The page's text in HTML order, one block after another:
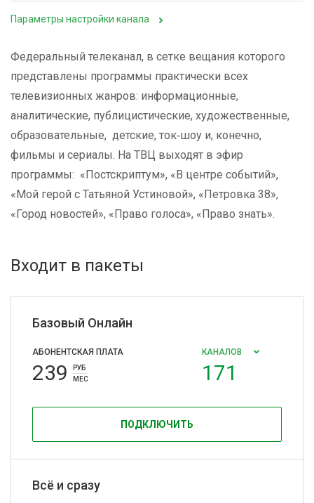
Параметры настройки канала
Федеральный телеканал, в сетке вещания которого
представлены программы практически всех
телевизионных жанров: информационные,
аналитические, публицистические, художественные,
образовательные, детские, ток‑шоу и, конечно,
фильмы и сериалы. На ТВЦ выходят в эфир
программы: «Постскриптум», «В центре событий»,
«Мой герой с Татьяной Устиновой», «Петровка 38»,
«Город новостей», «Право голоса», «Право знать».
Входит в пакеты
Базовый Онлайн
АБОНЕНТСКАЯ ПЛАТА
239
РУБ
МЕС
КАНАЛОВ
171
ПОДКЛЮЧИТЬ
Всё и сразу